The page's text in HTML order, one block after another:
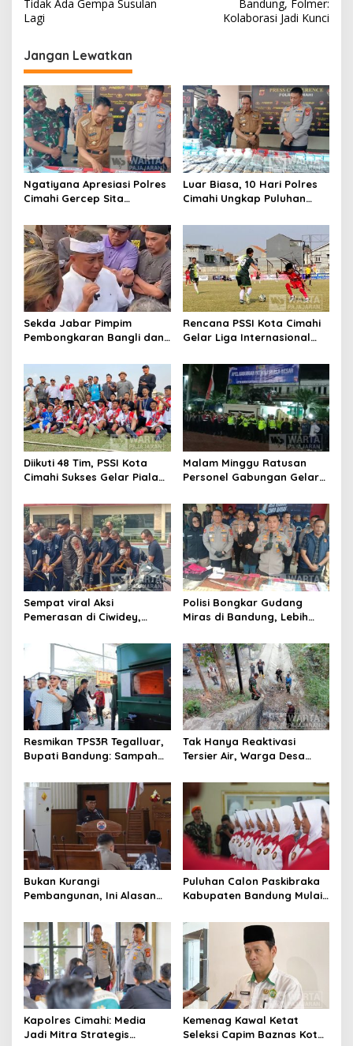
v
i
g
a
s
i
p
o
s
Tidak Ada Gempa Susulan
Lagi
Bandung, Folmer:
Kolaborasi Jadi Kunci
Jangan Lewatkan
Ngatiyana Apresiasi Polres
Cimahi Gercep Sita
Terbatas
Luar Biasa, 10 Hari Polres
Cimahi Ungkap Puluhan
Ribu Butir OKT
Sekda Jabar Pimpim
Pembongkaran Bangli dan
Kiaracondong
Rencana PSSI Kota Cimahi
Gelar Liga Internasional
Siap Hadir
Diikuti 48 Tim, PSSI Kota
Cimahi Sukses Gelar Piala
Malam Minggu Ratusan
Personel Gabungan Gelar
Besar Kabupaten Bandung
Sempat viral Aksi
Pemerasan di Ciwidey,
Pelaku
Polisi Bongkar Gudang
Miras di Bandung, Lebih
Resmikan TPS3R Tegalluar,
Bupati Bandung: Sampah
Pemerintah
Tak Hanya Reaktivasi
Tersier Air, Warga Desa
Alternatif di Padalarang
Bukan Kurangi
Pembangunan, Ini Alasan
Pengurangan Belanja
Daerah
Puluhan Calon Paskibraka
Kabupaten Bandung Mulai
Kapolres Cimahi: Media
Jadi Mitra Strategis
Kemenag Kawal Ketat
Seleksi Capim Baznas Kota